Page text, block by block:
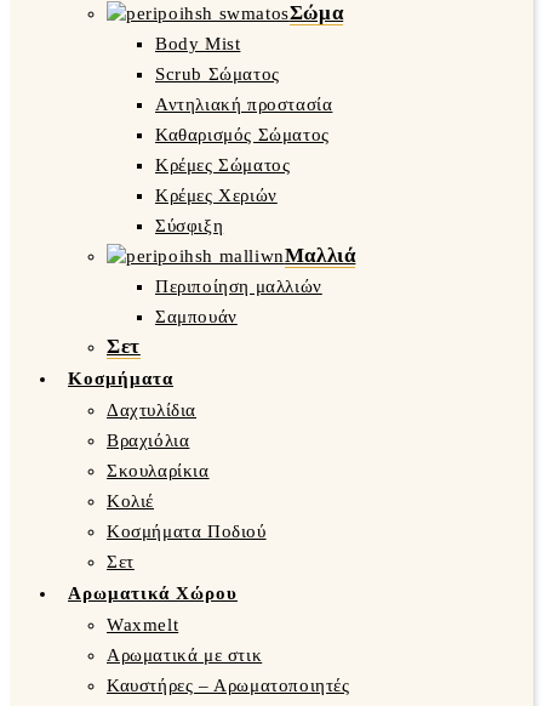
Σώμα
Body Mist
Scrub Σώματος
Αντηλιακή προστασία
Καθαρισμός Σώματος
Κρέμες Σώματος
Κρέμες Χεριών
Σύσφιξη
Μαλλιά
Περιποίηση μαλλιών
Σαμπουάν
Σετ
Κοσμήματα
Δαχτυλίδια
Βραχιόλια
Σκουλαρίκια
Κολιέ
Κοσμήματα Ποδιού
Σετ
Αρωματικά Χώρου
Waxmelt
Αρωματικά με στικ
Καυστήρες – Αρωματοποιητές